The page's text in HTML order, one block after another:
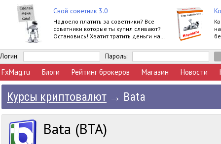
Свой советник 3.0
Надоело платить за советники? Все
советники которые ты купил сливают?
Остановись! Хватит тратить деньги на
Логин: Пароль:
FxMag.ru Блоги Рейтинг брокеров Магазин Новости
Курсы криптовалют → Bata
Bata (BTA)